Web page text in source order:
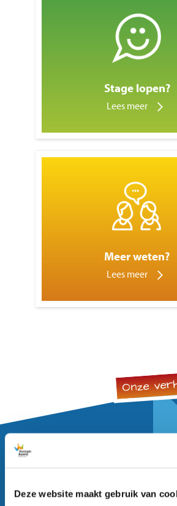
Deze website maakt gebruik van
Stage lopen?
Lees meer
Meer weten?
Lees meer
Onze